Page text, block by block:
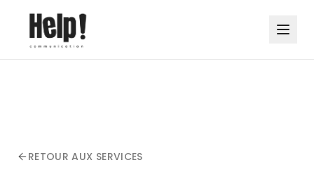
RETOUR AUX SERVICES